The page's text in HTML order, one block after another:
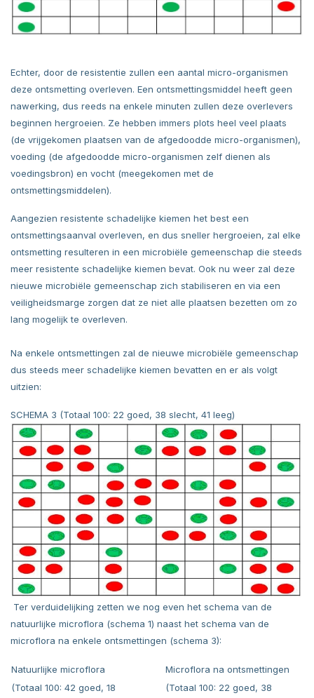
Echter, door de resistentie zullen een aantal micro-organismen
deze ontsmetting overleven. Een ontsmettingsmiddel heeft geen
nawerking, dus reeds na enkele minuten zullen deze overlevers
beginnen hergroeien. Ze hebben immers plots heel veel plaats
(de vrijgekomen plaatsen van de afgedoodde micro-organismen),
voeding (de afgedoodde micro-organismen zelf dienen als
voedingsbron) en vocht (meegekomen met de
ontsmettingsmiddelen).
Aangezien resistente schadelijke kiemen het best een
ontsmettingsaanval overleven, en dus sneller hergroeien, zal elke
ontsmetting resulteren in een microbiële gemeenschap die steeds
meer resistente schadelijke kiemen bevat. Ook nu weer zal deze
nieuwe microbiële gemeenschap zich stabiliseren en via een
veiligheidsmarge zorgen dat ze niet alle plaatsen bezetten om zo
lang mogelijk te overleven.
Na enkele ontsmettingen zal de nieuwe microbiële gemeenschap
dus steeds meer schadelijke kiemen bevatten en er als volgt
uitzien:
SCHEMA 3 (Totaal 100: 22 goed, 38 slecht, 41 leeg)
Ter verduidelijking zetten we nog even het schema van de
natuurlijke microflora (schema 1) naast het schema van de
microflora na enkele ontsmettingen (schema 3):
Natuurlijke microflora
Microflora na ontsmettingen
(Totaal 100: 42 goed, 18
(Totaal 100: 22 goed, 38